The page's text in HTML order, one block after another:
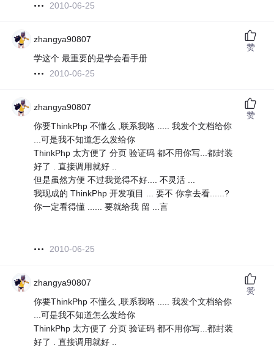
2010-06-25
zhangya90807
学这个 最重要的是学会看手册
2010-06-25
赞
zhangya90807
你要ThinkPhp 不懂么 ,联系我咯 ..... 我发个文档给你
...可是我不知道怎么发给你
ThinkPhp 太方便了 分页 验证码 都不用你写...都封装
好了 . 直接调用就好 ..
但是虽然方便 不过我觉得不好.... 不灵活 ...
我现成的 ThinkPhp 开发项目 ... 要不 你拿去看......?
你一定看得懂 ...... 要就给我 留 ...言
2010-06-25
赞
zhangya90807
你要ThinkPhp 不懂么 ,联系我咯 ..... 我发个文档给你
...可是我不知道怎么发给你
ThinkPhp 太方便了 分页 验证码 都不用你写...都封装
好了 . 直接调用就好 ..
赞